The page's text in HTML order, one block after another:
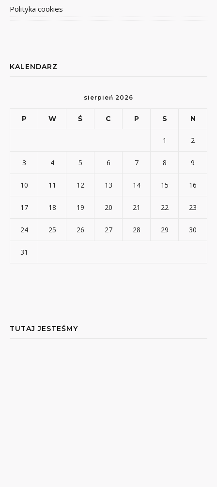
Polityka cookies
KALENDARZ
sierpień 2026
P W Ś C P S N
1 2
3 4 5 6 7 8 9
10 11 12 13 14 15 16
17 18 19 20 21 22 23
24 25 26 27 28 29 30
31
TUTAJ JESTEŚMY